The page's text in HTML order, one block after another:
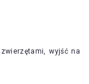
wyjść na